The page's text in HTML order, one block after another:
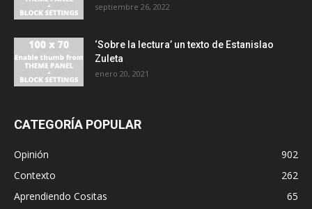
septiembre 26, 2022
‘Sobre la lectura’ un texto de Estanislao
Zuleta
enero 20, 2021
CATEGORÍA POPULAR
Opinión
902
Contexto
262
Aprendiendo Cositas
65